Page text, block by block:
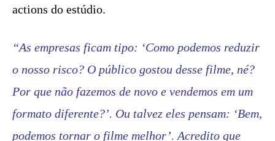
actions do estúdio.
“As empresas ficam tipo: ‘Como podemos reduzir
o nosso risco? O público gostou desse filme, né?
Por que não fazemos de novo e vendemos em um
formato diferente?’. Ou talvez eles pensam: ‘Bem,
podemos tornar o filme melhor’. Acredito que